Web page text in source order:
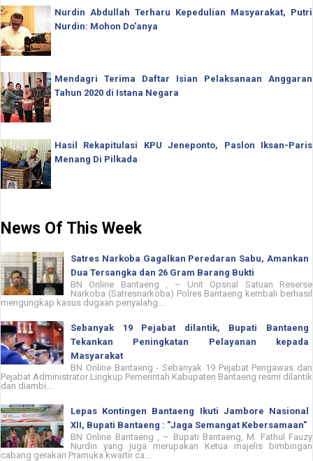
Nurdin Abdullah Terharu Kepedulian Masyarakat, Putri
Nurdin: Mohon Do'anya
Mendagri Terima Daftar Isian Pelaksanaan Anggaran
Tahun 2020 di Istana Negara
Hasil Rekapitulasi KPU Jeneponto, Paslon Iksan-Paris
Menang Di Pilkada
News Of This Week
Satres Narkoba Gagalkan Peredaran Sabu, Amankan
Dua Tersangka dan 26 Gram Barang Bukti
BN Online Bantaeng , – Unit Opsnal Satuan Reserse
Narkoba (Satresnarkoba) Polres Bantaeng kembali berhasil
mengungkap kasus dugaan penyalahg...
Sebanyak 19 Pejabat dilantik, Bupati Bantaeng
Tekankan Peningkatan Pelayanan kepada
Masyarakat
BN Online Bantaeng - Sebanyak 19 Pejabat Pengawas dan
Pejabat Administrator Lingkup Pemerintah Kabupaten Bantaeng resmi dilantik
dan diambi...
Lepas Kontingen Bantaeng Ikuti Jambore Nasional
XII, Bupati Bantaeng : "Jaga Semangat Kebersamaan"
BN Online Bantaeng , – Bupati Bantaeng, M. Fathul Fauzy
Nurdin yang juga merupakan Ketua majelis bimbingan
cabang gerakan Pramuka kwartir ca...